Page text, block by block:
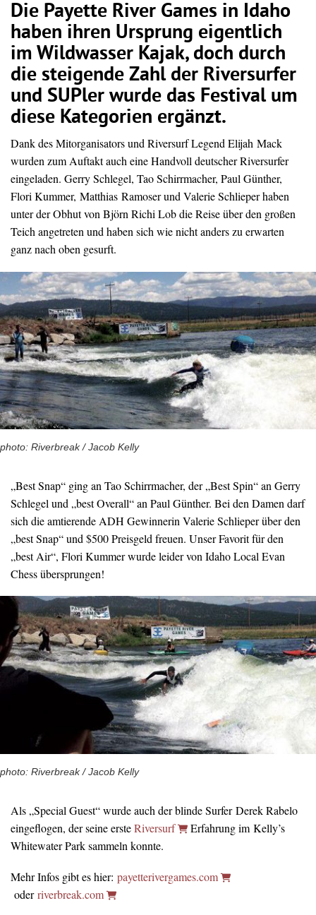
Die Payette River Games in Idaho
haben ihren Ursprung eigentlich
im Wildwasser Kajak, doch durch
die steigende Zahl der Riversurfer
und SUPler wurde das Festival um
diese Kategorien ergänzt.
Dank des Mitorganisators undRiversurfLegend Elijah Mack
wurden zum Auftakt auch eine Handvoll deutscher Riversurfer
eingeladen. Gerry Schlegel, Tao Schirrmacher, Paul Günther,
Flori Kummer, Matthias Ramoser und Valerie Schlieper haben
unter der Obhut von Björn Richi Lob die Reise über den großen
Teich angetreten und haben sich wie nicht anders zu erwarten
ganz nach oben gesurft.
photo: Riverbreak / Jacob Kelly
„Best Snap“ ging an Tao Schirrmacher, der „Best Spin“ an Gerry
Schlegel und „best Overall“ an Paul Günther. Bei den Damen darf
sich die amtierende ADH Gewinnerin Valerie Schlieper über den
„best Snap“ und $500 Preisgeld freuen. Unser Favorit für den
„best Air“, Flori Kummer wurde leider von Idaho Local Evan
Chess übersprungen!
photo: Riverbreak / Jacob Kelly
Als „Special Guest“ wurde auch der blinde Surfer Derek Rabelo
eingeflogen, der seine ersteRiversurf
Erfahrung im Kelly’s
Whitewater Park sammeln konnte.
Mehr Infos gibt es hier: payetterivergames.com
oderriverbreak.com